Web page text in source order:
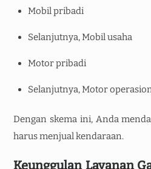
Mobil pribadi
Selanjutnya, Mobil usaha
Motor pribadi
Selanjutnya, Motor
Dengan skema ini, Anda
harus menjual kendaraan.
Keunggulan Layanan